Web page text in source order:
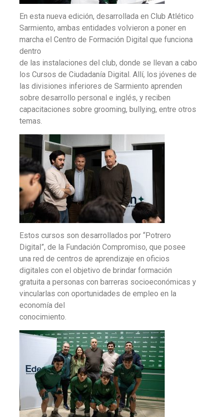
En esta nueva edición, desarrollada en Club Atlético
Sarmiento, ambas entidades volvieron a poner en
marcha el Centro de Formación Digital que funciona
dentro
de las instalaciones del club, donde se llevan a cabo
los Cursos de Ciudadanía Digital. Allí, los jóvenes de
las divisiones inferiores de Sarmiento aprenden
sobre desarrollo personal e inglés, y reciben
capacitaciones sobre grooming, bullying, entre otros
temas.
Estos cursos son desarrollados por “Potrero
Digital”, de la Fundación Compromiso, que posee
una red de centros de aprendizaje en oficios
digitales con el objetivo de brindar formación
gratuita a personas con barreras socioeconómicas y
vincularlas con oportunidades de empleo en la
economía del
conocimiento.